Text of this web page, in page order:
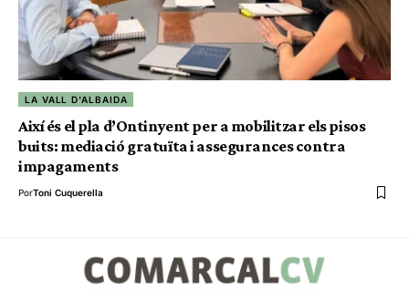
LA VALL D'ALBAIDA
Així és el pla d’Ontinyent per a mobilitzar els pisos
buits: mediació gratuïta i assegurances contra
impagaments
PorToni Cuquerella